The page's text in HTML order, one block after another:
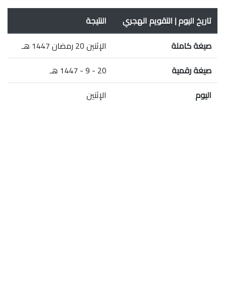
تاريخ اليوم | التقويم الهجري
النتيجة
صيغة كاملة
الإثنين 20 رمضان 1447 هـ
صيغة رقمية
20 - 9 - 1447 هـ
اليوم
الإثنين